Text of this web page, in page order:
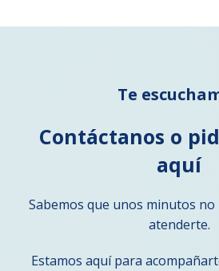
Te
Contáctanos o
aquí
Sabemos que unos minutos
atenderte.
Estamos aquí para